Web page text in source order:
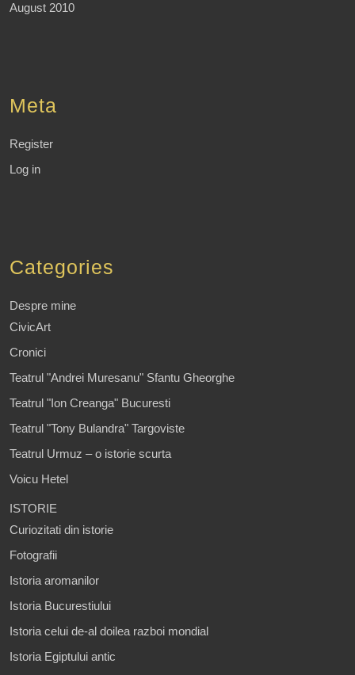
August 2010
Meta
Register
Log in
Categories
Despre mine
CivicArt
Cronici
Teatrul "Andrei Muresanu" Sfantu Gheorghe
Teatrul "Ion Creanga" Bucuresti
Teatrul "Tony Bulandra" Targoviste
Teatrul Urmuz – o istorie scurta
Voicu Hetel
ISTORIE
Curiozitati din istorie
Fotografii
Istoria aromanilor
Istoria Bucurestiului
Istoria celui de-al doilea razboi mondial
Istoria Egiptului antic